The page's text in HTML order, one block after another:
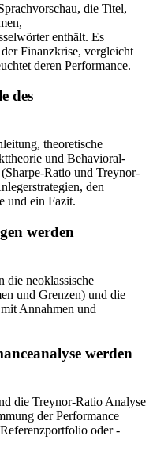
die Titel,
enthält. Es
Finanzkrise, vergleicht
deren Performance.
des
theoretische
und Behavioral-
Ratio und Treynor-
den
und ein Fazit.
werden
die neoklassische
und Grenzen) und die
Annahmen und
werden
die Treynor-Ratio Analyse
der Performance
oder -